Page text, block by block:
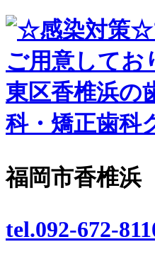
福岡市香椎浜
tel.092-672-